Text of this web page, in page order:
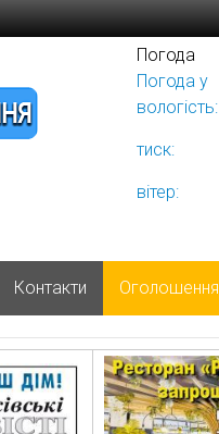
Погода
Погода у
вологість:
тиск:
вітер:
Контакти Оголошення